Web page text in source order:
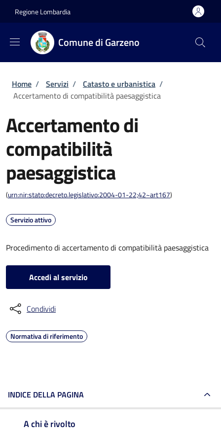
Regione Lombardia
Comune di Garzeno
Briciole di pane
Home / Servizi / Catasto e urbanistica /
Accertamento di compatibilità paesaggistica
Accertamento di
compatibilità
paesaggistica
(urn:nir:stato:decreto.legislativo:2004-01-22;42~art167)
Servizio attivo
Procedimento di accertamento di compatibilità paesaggistica
Accedi al servizio
Condividi
Normativa di riferimento
INDICE DELLA PAGINA
A chi è rivolto